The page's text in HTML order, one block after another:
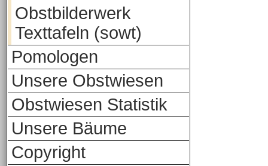
Obstbilderwerk
Texttafeln (sowt)
Pomologen
Unsere Obstwiesen
Obstwiesen Statistik
Unsere Bäume
Copyright